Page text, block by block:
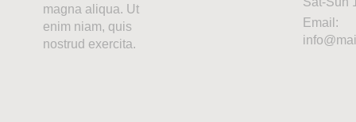
magna aliqua. Ut
enim niam, quis
nostrud exercita.
Email: